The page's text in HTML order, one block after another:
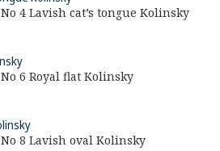
4 Lavish cat’s tongue Kolinsky
No 6 Royal flat Kolinsky
No 8 Lavish oval Kolinsky